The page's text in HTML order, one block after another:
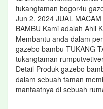
tukangtaman bogor4u
Jun 2, 2024 JUAL
BAMBU Kami adalah Ahli
Membantu anda dalam
gazebo bambu TUKANG
tukangtaman
Detail Produk gazebo
dalam sebuah taman
manfaatnya di sebuah